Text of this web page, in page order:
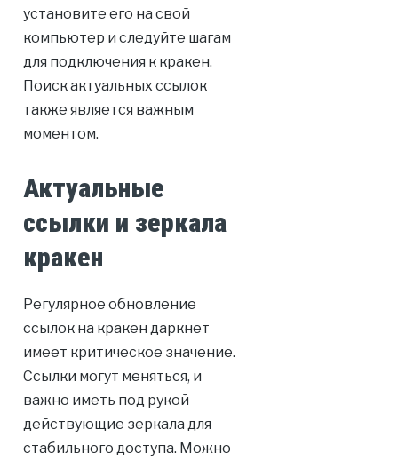
установите его на свой
компьютер и следуйте шагам
для подключения к кракен.
Поиск актуальных ссылок
также является важным
моментом.
Актуальные
ссылки и зеркала
кракен
Регулярное обновление
ссылок на кракен даркнет
имеет критическое значение.
Ссылки могут меняться, и
важно иметь под рукой
действующие зеркала для
стабильного доступа. Можно